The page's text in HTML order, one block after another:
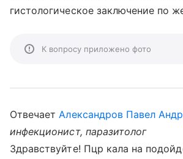
гистологическое заключение по
К вопросу приложено фото
ОтвечаетАлександров Павел
инфекционист, паразитолог
Здравствуйте! Пцр кала на